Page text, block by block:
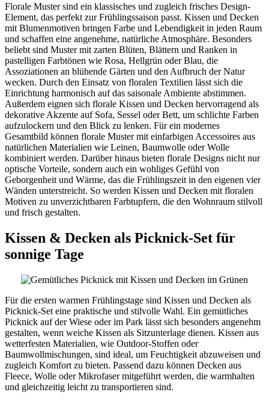
Florale Muster sind ein klassisches und zugleich frisches Design-
Element, das perfekt zur Frühlingssaison passt. Kissen und Decken
mit Blumenmotiven bringen Farbe und Lebendigkeit in jeden Raum
und schaffen eine angenehme, natürliche Atmosphäre. Besonders
beliebt sind Muster mit zarten Blüten, Blättern und Ranken in
pastelligen Farbtönen wie Rosa, Hellgrün oder Blau, die
Assoziationen an blühende Gärten und den Aufbruch der Natur
wecken. Durch den Einsatz von floralen Textilien lässt sich die
Einrichtung harmonisch auf das saisonale Ambiente abstimmen.
Außerdem eignen sich florale Kissen und Decken hervorragend als
dekorative Akzente auf Sofa, Sessel oder Bett, um schlichte Farben
aufzulockern und den Blick zu lenken. Für ein modernes
Gesamtbild können florale Muster mit einfarbigen Accessoires aus
natürlichen Materialien wie Leinen, Baumwolle oder Wolle
kombiniert werden. Darüber hinaus bieten florale Designs nicht nur
optische Vorteile, sondern auch ein wohliges Gefühl von
Geborgenheit und Wärme, das die Frühlingszeit in den eigenen vier
Wänden unterstreicht. So werden Kissen und Decken mit floralen
Motiven zu unverzichtbaren Farbtupfern, die den Wohnraum stilvoll
und frisch gestalten.
Kissen & Decken als Picknick-Set für
sonnige Tage
Für die ersten warmen Frühlingstage sind Kissen und Decken als
Picknick-Set eine praktische und stilvolle Wahl. Ein gemütliches
Picknick auf der Wiese oder im Park lässt sich besonders angenehm
gestalten, wenn weiche Kissen als Sitzunterlage dienen. Kissen aus
wetterfesten Materialien, wie Outdoor-Stoffen oder
Baumwollmischungen, sind ideal, um Feuchtigkeit abzuweisen und
zugleich Komfort zu bieten. Passend dazu können Decken aus
Fleece, Wolle oder Mikrofaser mitgeführt werden, die warmhalten
und gleichzeitig leicht zu transportieren sind.